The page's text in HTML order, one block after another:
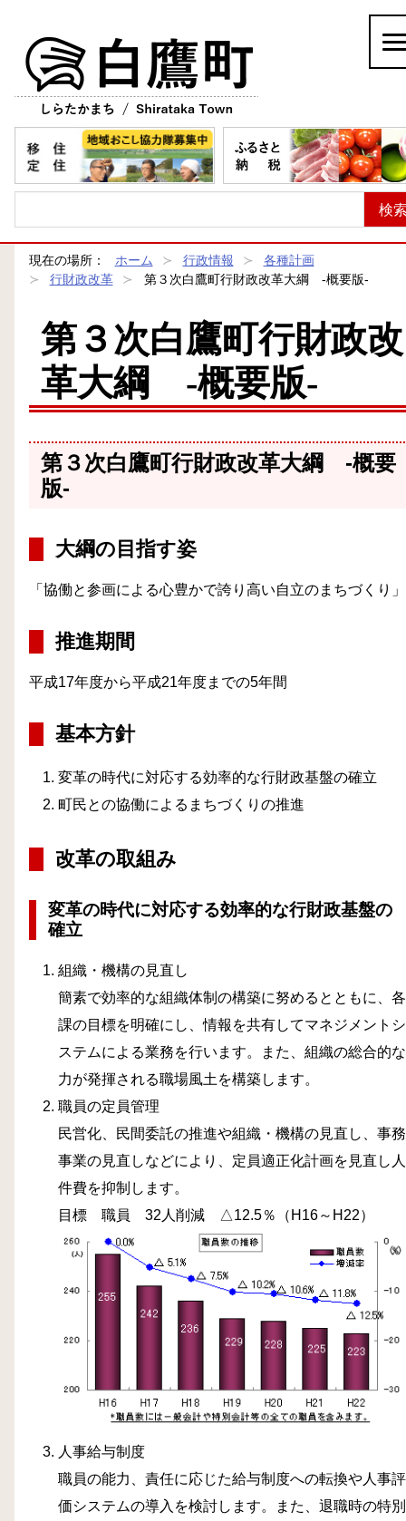
現在の場所： ホーム 行政情報
各種計画
行財政改革
第３次白鷹町行財政改革大綱 ‐概要版‐
第３次白鷹町行財政改
革大綱 ‐概要版‐
第３次白鷹町行財政改革大綱 ‐概要
版‐
大綱の目指す姿
「協働と参画による心豊かで誇り高い自立のまちづくり」
推進期間
平成17年度から平成21年度までの5年間
基本方針
変革の時代に対応する効率的な行財政基盤の確立
町民との協働によるまちづくりの推進
改革の取組み
変革の時代に対応する効率的な行財政基盤の
確立
組織・機構の見直し
簡素で効率的な組織体制の構築に努めるとともに、各
課の目標を明確にし、情報を共有してマネジメントシ
ステムによる業務を行います。また、組織の総合的な
力が発揮される職場風土を構築します。
職員の定員管理
民営化、民間委託の推進や組織・機構の見直し、事務
事業の見直しなどにより、定員適正化計画を見直し人
件費を抑制します。
目標 職員 32人削減 △12.5％（H16～H22）
人事給与制度
職員の能力、責任に応じた給与制度への転換や人事評
価システムの導入を検討します。また、退職時の特別